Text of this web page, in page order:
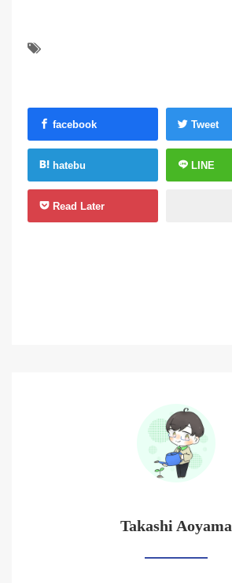
facebook Tweet
hatebu LINE
Read Later
Takashi Aoyama